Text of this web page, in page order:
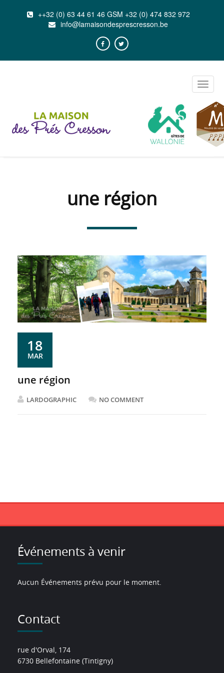
++32 (0) 63 44 61 46 GSM +32 (0) 474 832 972
info@lamaisondesprescresson.be
Toggle
une région
18
MAR
une région
LARDOGRAPHIC NO COMMENT
Événements à venir
Aucun Événements prévu pour le moment.
Contact
rue d'Orval, 174
6730 Bellefontaine (Tintigny)